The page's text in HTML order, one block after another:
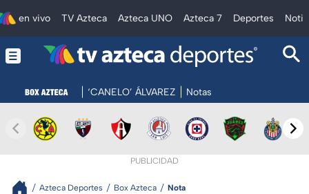
en vivo TV Azteca Azteca UNO Azteca 7 Deportes
‘CANELO’ ÁLVAREZ Notas
PUBLICIDAD
Azteca Deportes Box Azteca Nota